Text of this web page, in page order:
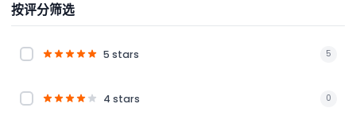
按评分筛选
5 stars 5
4 stars 0